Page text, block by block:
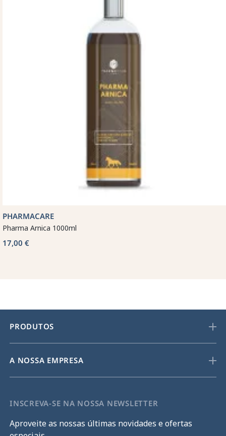
PHARMACARE
Pharma Arnica 1000ml
17,00 €
PRODUTOS
A NOSSA EMPRESA
INSCREVA-SE NA NOSSA NEWSLETTER
Aproveite as nossas últimas novidades e ofertas